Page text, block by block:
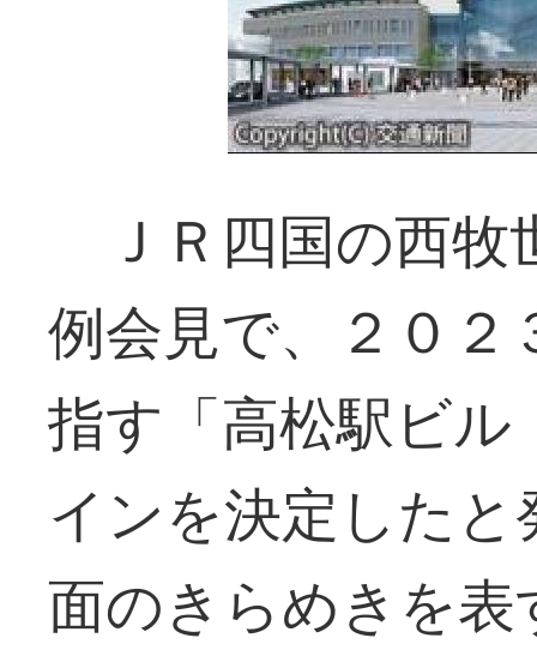
ＪＲ四国の西牧
例会見で、２０２
指す「高松駅ビ
インを決定した
面のきらめきを